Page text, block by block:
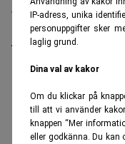
IP-adress, unika
personuppgifter sker
laglig grund.
Dina val av kakor
Om du klickar på
till att vi använder
knappen “Mer
eller godkänna. Du kan
en kritisk sårbarhet
månader innan
framgår av en analys
ANNONS